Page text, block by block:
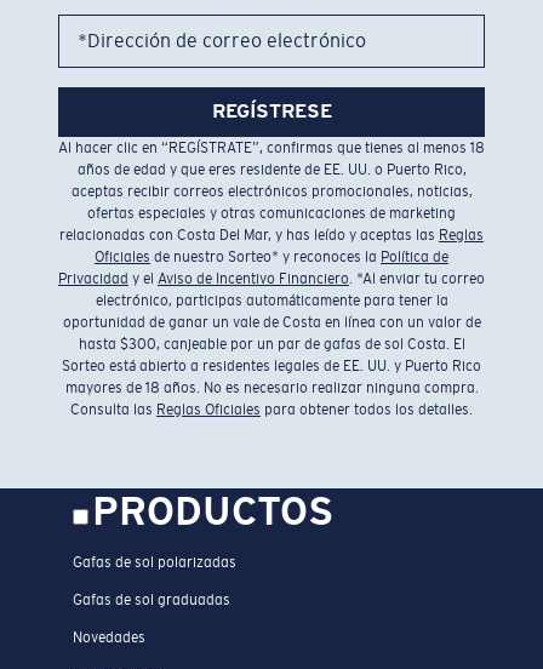
*Dirección de correo electrónico
REGÍSTRESE
Al hacer clic en “REGÍSTRATE”, confirmas que tienes al menos 18
años de edad y que eres residente de EE. UU. o Puerto Rico,
aceptas recibir correos electrónicos promocionales, noticias,
ofertas especiales y otras comunicaciones de marketing
relacionadas con Costa Del Mar, y has leído y aceptas las Reglas
Oficiales de nuestro Sorteo* y reconoces la Política de
Privacidad y el Aviso de Incentivo Financiero. *Al enviar tu correo
electrónico, participas automáticamente para tener la
oportunidad de ganar un vale de Costa en línea con un valor de
hasta $300, canjeable por un par de gafas de sol Costa. El
Sorteo está abierto a residentes legales de EE. UU. y Puerto Rico
mayores de 18 años. No es necesario realizar ninguna compra.
Consulta las Reglas Oficiales para obtener todos los detalles.
PRODUCTOS
Gafas de sol polarizadas
Gafas de sol graduadas
Novedades